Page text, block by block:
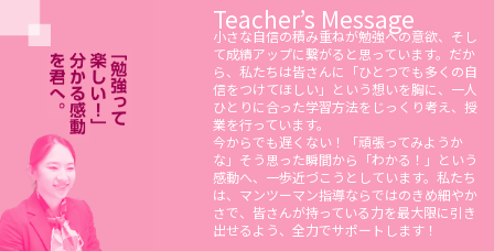
Teacher’s Message
小さな自信の積み重ねが勉強への意欲、そし
て成績アップに繋がると思っています。だか
ら、私たちは皆さんに「ひとつでも多くの自
信をつけてほしい」という想いを胸に、一人
ひとりに合った学習方法をじっくり考え、授
業を行っています。
今からでも遅くない！「頑張ってみようか
な」そう思った瞬間から「わかる！」という
感動へ、一歩近づこうとしています。私たち
は、マンツーマン指導ならではのきめ細やか
さで、皆さんが持っている力を最大限に引き
出せるよう、全力でサポートします！